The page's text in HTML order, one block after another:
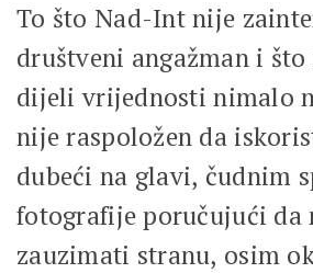
To što Nad-Int nije
društveni angažman i
dijeli vrijednosti nimalo
nije raspoložen da
dubeći na glavi, čudnim
fotografije poručujući da
zauzimati stranu, osim